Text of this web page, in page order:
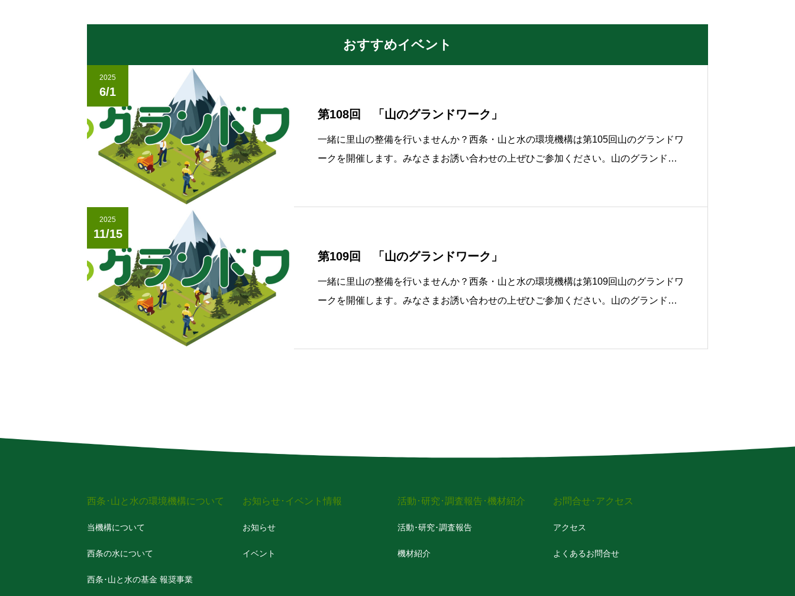
おすすめイベント
2025
6/1
第108回 「山のグランドワーク」
一緒に里山の整備を行いませんか？西条・山と水の環境機構は第105回山のグランドワ
ークを開催します。みなさまお誘い合わせの上ぜひご参加ください。山のグランドワ
2025
11/15
第109回 「山のグランドワーク」
一緒に里山の整備を行いませんか？西条・山と水の環境機構は第109回山のグランドワ
ークを開催します。みなさまお誘い合わせの上ぜひご参加ください。山のグランドワ
西条･山と水の環境機構について
当機構について
西条の水について
西条･山と水の基金 報奨事業
お知らせ･イベント情報
お知らせ
イベント
活動･研究･調査報告･機材紹介
活動･研究･調査報告
機材紹介
お問合せ･アクセス
アクセス
よくあるお問合せ